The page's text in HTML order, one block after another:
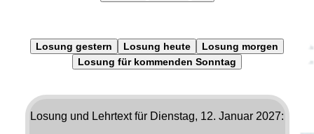
Losung gestern Losung heute
Losung morgen
Losung für kommenden Sonntag
Losung und Lehrtext für Dienstag, 12. Januar 2027: